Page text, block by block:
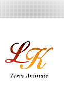
content